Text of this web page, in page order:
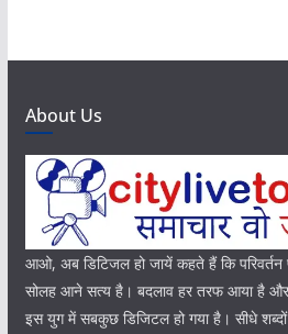
About Us
आओ, अब डिटिजल हो जायें कहते हैं कि परिवर्तन
सोलह आने सत्य है। बदलाव हर तरफ आया है
इस युग में सबकुछ डिजिटल हो गया है। सीधे